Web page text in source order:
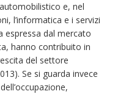
e, nel
l’informatica e i servizi
espressa dal mercato
hanno contribuito in
del settore
Se si guarda invece